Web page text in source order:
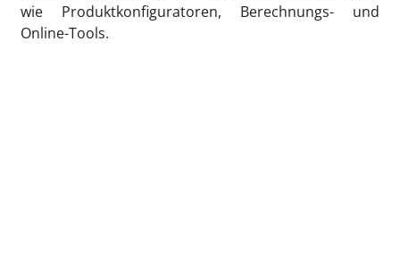
wie Produktkonfiguratoren, Berechnungs- und
Online-Tools.